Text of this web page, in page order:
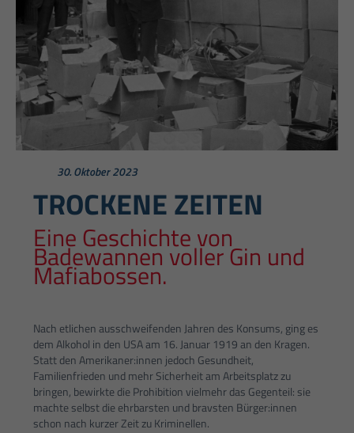
30. Oktober 2023
TROCKENE ZEITEN
Eine Geschichte von
Badewannen voller Gin und
Mafiabossen.
Nach etlichen ausschweifenden Jahren des Konsums, ging es
dem Alkohol in den USA am 16. Januar 1919 an den Kragen.
Statt den Amerikaner:innen jedoch Gesundheit,
Familienfrieden und mehr Sicherheit am Arbeitsplatz zu
bringen, bewirkte die Prohibition vielmehr das Gegenteil: sie
machte selbst die ehrbarsten und bravsten Bürger:innen
schon nach kurzer Zeit zu Kriminellen.